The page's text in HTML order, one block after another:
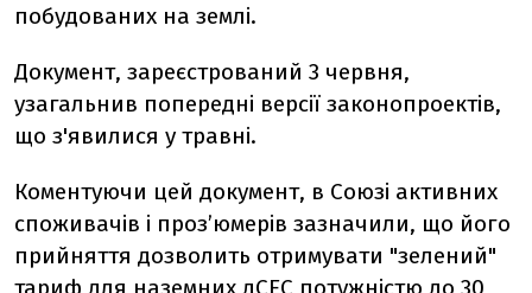
побудованих на землі.
Документ, зареєстрований 3 червня,
узагальнив попередні версії законопроектів,
що з'явилися у травні.
Коментуючи цей документ, в Союзі активних
споживачів і проз’юмерів зазначили, що його
прийняття дозволить отримувати "зелений"
тариф для наземних дСЕС потужністю до 30